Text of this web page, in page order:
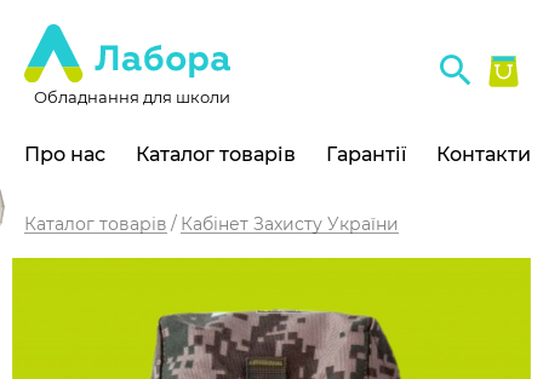
Обладнання для школи
Про нас Каталог товарів Гарантії Контакти
Каталог товарів Кабінет Захисту України